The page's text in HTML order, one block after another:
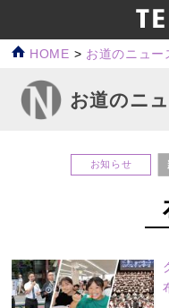
HOME > お道のニュー
お道のニ
お知らせ